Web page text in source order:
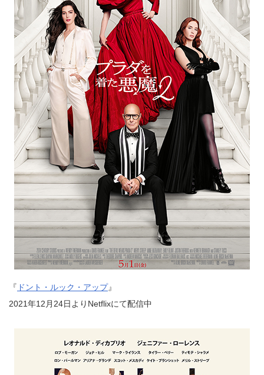
『 ドント・ルック・アップ』
2021年12月24日よりNetflixにて配信中